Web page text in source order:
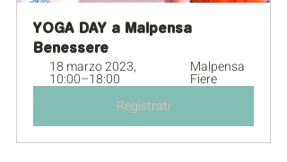
YOGA DAY a Malpensa
Benessere
18 marzo 2023,
10:00–18:00
Malpensa
Fiere
Registrati